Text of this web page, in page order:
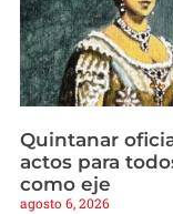
Quintanar
actos para
como eje
agosto 6, 2026